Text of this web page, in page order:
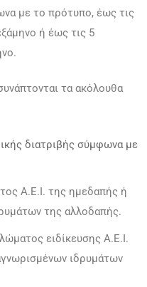
με το πρότυπο, έως τις
ή έως τις 5
τα ακόλουθα
διατριβής σύμφωνα με
Α.Ε.Ι. της ημεδαπής ή
της αλλοδαπής.
ειδίκευσης Α.Ε.Ι.
ιδρυμάτων